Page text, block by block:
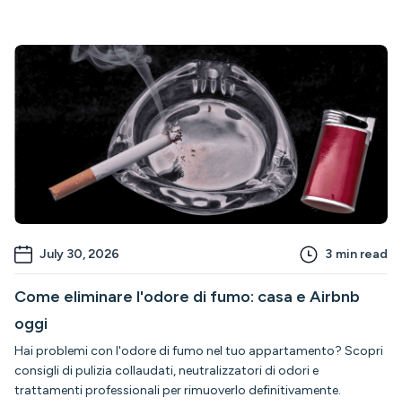
July 30, 2026 3 min read
Come eliminare l'odore di fumo: casa e Airbnb
oggi
Hai problemi con l'odore di fumo nel tuo appartamento? Scopri
consigli di pulizia collaudati, neutralizzatori di odori e
trattamenti professionali per rimuoverlo definitivamente.